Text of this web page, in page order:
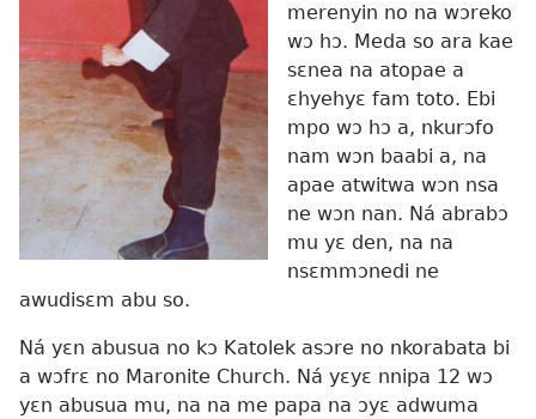
merenyin no na wɔreko
wɔ hɔ. Meda so ara kae
sɛnea na atopae a
ɛhyehyɛ fam toto. Ebi
mpo wɔ hɔ a, nkurɔfo
nam wɔn baabi a, na
apae atwitwa wɔn nsa
ne wɔn nan. Ná abrabɔ
mu yɛ den, na na
nsɛmmɔnedi ne
awudisɛm abu so.
Ná yɛn abusua no kɔ Katolek asɔre no nkorabata bi
a wɔfrɛ no Maronite Church. Ná yɛyɛ nnipa 12 wɔ
yɛn abusua mu, na na me papa na ɔyɛ adwuma